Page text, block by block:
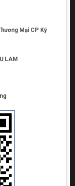
Mại CP Kỹ
LAM